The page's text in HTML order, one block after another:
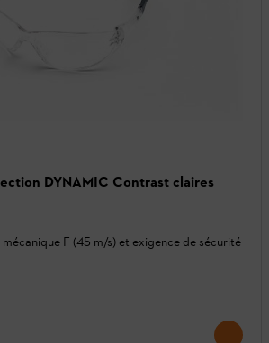
DYNAMIC Contrast claires
F (45 m/s) et exigence de sécurité